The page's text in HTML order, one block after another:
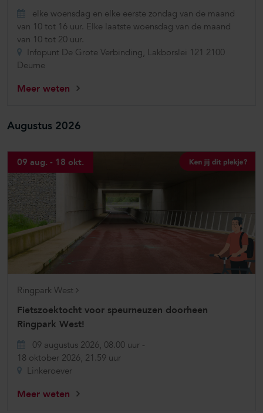
elke woensdag en elke eerste zondag van de maand
van 10 tot 16 uur. Elke laatste woensdag van de maand
van 10 tot 20 uur.
Infopunt De Grote Verbinding, Lakborslei 121 2100
Deurne
Meer weten
Augustus 2026
09 aug. - 18 okt.
Ringpark West
Fietszoektocht voor speurneuzen doorheen
Ringpark West!
09 augustus 2026, 08.00 uur -
18 oktober 2026, 21.59 uur
Linkeroever
Meer weten